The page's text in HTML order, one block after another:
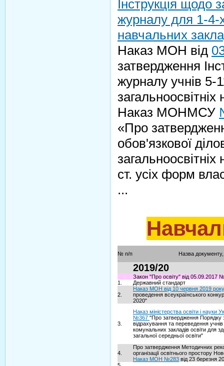
Інструкція щодо
журналу для 1-4-х
навчальних
Наказ МОН від
затвердження
журналу учнів 5-
Наказ МОНМСУ
«Про
обов'язкової
загальноосвітніх
ст. усіх форм
...
№ п/п Назва документу,
2019/20
Закон "Про освіту" від 05.09.2017
1.
Державний стандарт
2.
Наказ МОН від 10 червня 2019
проведення всеукраїнського
2020"
3.
Наказ міністерства освіти і науки
№367 "Про затвердження Порядку
відрахування та переведення
комунальних закладів освіти для
загальної середньої освіти"
4.
Про затвердження Методичних
організації освітнього простору
Наказ МОН №283 від 23 березня
5.